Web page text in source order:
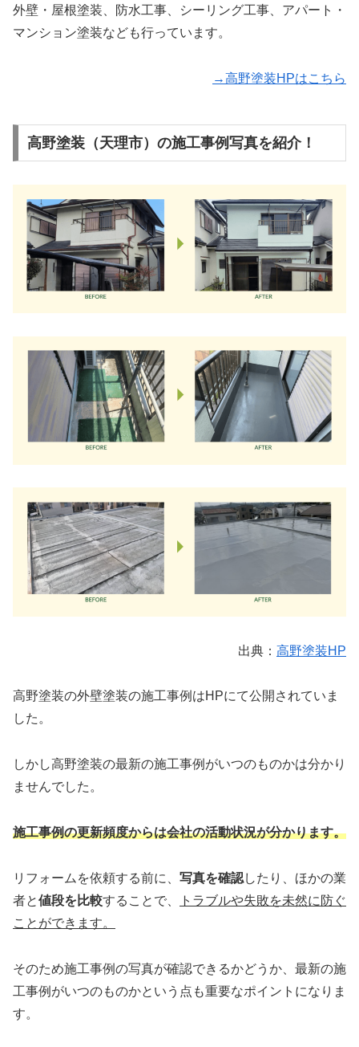
外壁・屋根塗装、防水工事、シーリング工事、アパート・
マンション塗装なども行っています。
→高野塗装HPはこちら
高野塗装（天理市）の施工事例写真を紹介！
出典： 高野塗装HP
高野塗装の外壁塗装の施工事例はHPにて公開されていま
した。
しかし高野塗装の最新の施工事例がいつのものかは分かり
ませんでした。
施工事例の更新頻度からは会社の活動状況が分かります。
リフォームを依頼する前に、 写真を確認したり、ほかの業
者と値段を比較することで、
トラブルや失敗を未然に防ぐ
ことができます。
そのため施工事例の写真が確認できるかどうか、最新の施
工事例がいつのものかという点も重要なポイントになりま
す。